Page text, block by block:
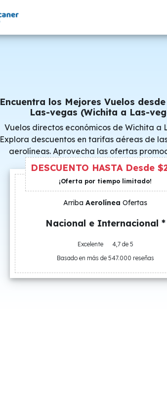
Encuentra los Mejores Vuelos
Las-vegas (Wichita a Las-
Vuelos directos económicos de Wichita a
Explora descuentos en tarifas aéreas de
aerolíneas. Aprovecha las ofertas
consigue precios especiales.
DESCUENTO HASTA Desde
¡Oferta por tiempo limitado!
Arriba Aerolínea Ofertas
Nacional e Internacional *
Excelente
4,7 de 5
Basado en más de 547.000 reseñas